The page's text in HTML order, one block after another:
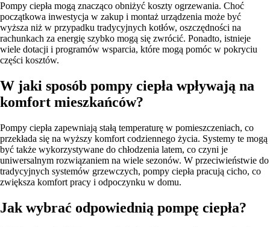
Pompy ciepła mogą znacząco obniżyć koszty ogrzewania. Choć
początkowa inwestycja w zakup i montaż urządzenia może być
wyższa niż w przypadku tradycyjnych kotłów, oszczędności na
rachunkach za energię szybko mogą się zwrócić. Ponadto, istnieje
wiele dotacji i programów wsparcia, które mogą pomóc w pokryciu
części kosztów.
W jaki sposób pompy ciepła wpływają na
komfort mieszkańców?
Pompy ciepła zapewniają stałą temperaturę w pomieszczeniach, co
przekłada się na wyższy komfort codziennego życia. Systemy te mogą
być także wykorzystywane do chłodzenia latem, co czyni je
uniwersalnym rozwiązaniem na wiele sezonów. W przeciwieństwie do
tradycyjnych systemów grzewczych, pompy ciepła pracują cicho, co
zwiększa komfort pracy i odpoczynku w domu.
Jak wybrać odpowiednią pompę ciepła?